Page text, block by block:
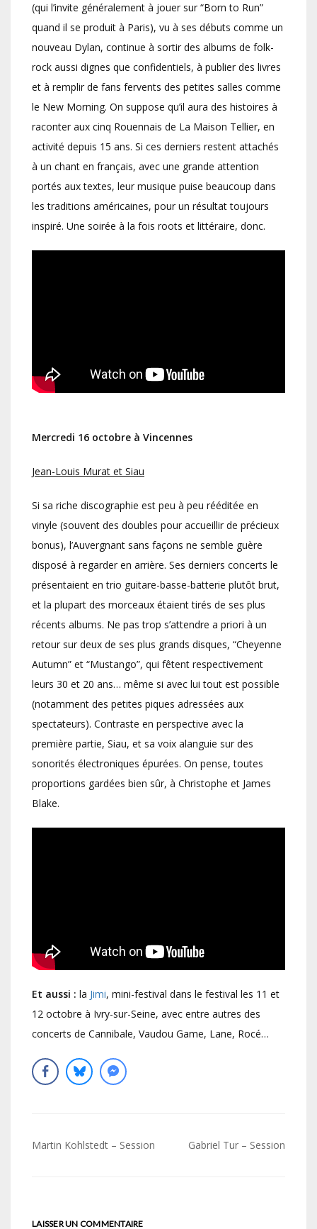
(qui l’invite généralement à jouer sur “Born to Run”
quand il se produit à Paris), vu à ses débuts comme un
nouveau Dylan, continue à sortir des albums de folk-
rock aussi dignes que confidentiels, à publier des livres
et à remplir de fans fervents des petites salles comme
le New Morning. On suppose qu’il aura des histoires à
raconter aux cinq Rouennais de La Maison Tellier, en
activité depuis 15 ans. Si ces derniers restent attachés
à un chant en français, avec une grande attention
portés aux textes, leur musique puise beaucoup dans
les traditions américaines, pour un résultat toujours
inspiré. Une soirée à la fois roots et littéraire, donc.
Mercredi 16 octobre à Vincennes
Jean-Louis Murat et Siau
Si sa riche discographie est peu à peu rééditée en
vinyle (souvent des doubles pour accueillir de précieux
bonus), l’Auvergnant sans façons ne semble guère
disposé à regarder en arrière. Ses derniers concerts le
présentaient en trio guitare-basse-batterie plutôt brut,
et la plupart des morceaux étaient tirés de ses plus
récents albums. Ne pas trop s’attendre a priori à un
retour sur deux de ses plus grands disques, “Cheyenne
Autumn” et “Mustango”, qui fêtent respectivement
leurs 30 et 20 ans… même si avec lui tout est possible
(notamment des petites piques adressées aux
spectateurs). Contraste en perspective avec la
première partie, Siau, et sa voix alanguie sur des
sonorités électroniques épurées. On pense, toutes
proportions gardées bien sûr, à Christophe et James
Blake.
Et aussi : la Jimi, mini-festival dans le festival les 11 et
12 octobre à Ivry-sur-Seine, avec entre autres des
concerts de Cannibale, Vaudou Game, Lane, Rocé…
Navigation
Martin Kohlstedt – Session Gabriel Tur – Session
LAISSER UN COMMENTAIRE